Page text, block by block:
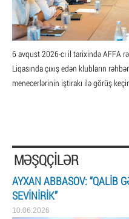
6 avqust 2026-cı il tarixində AFFA
Liqasında çıxış edən klubların
menecerlərinin iştirakı ilə görüş
MƏŞQÇILƏR
AYXAN ABBASOV: “QALIB
SEVINIRIK”
10.06.2026